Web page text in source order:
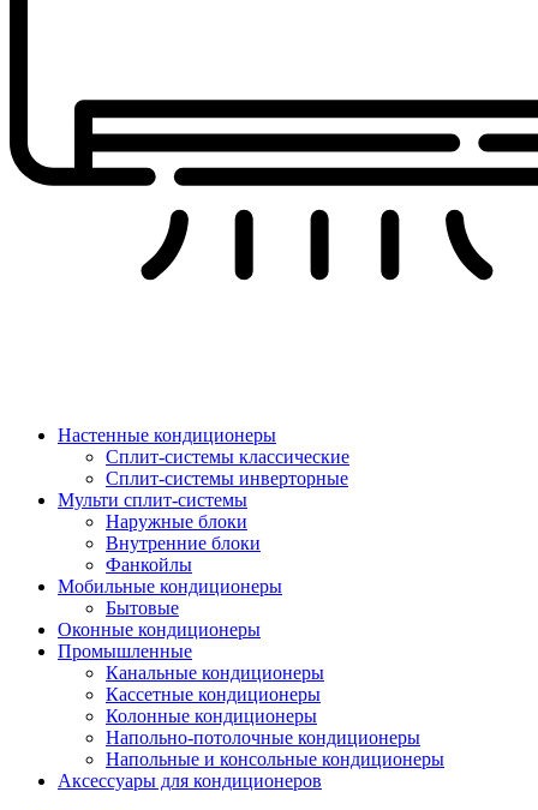
Настенные кондиционеры
Сплит-системы классические
Сплит-системы инверторные
Мульти сплит-системы
Наружные блоки
Внутренние блоки
Фанкойлы
Мобильные кондиционеры
Бытовые
Оконные кондиционеры
Промышленные
Канальные кондиционеры
Кассетные кондиционеры
Колонные кондиционеры
Напольно-потолочные кондиционеры
Напольные и консольные кондиционеры
Аксессуары для кондиционеров